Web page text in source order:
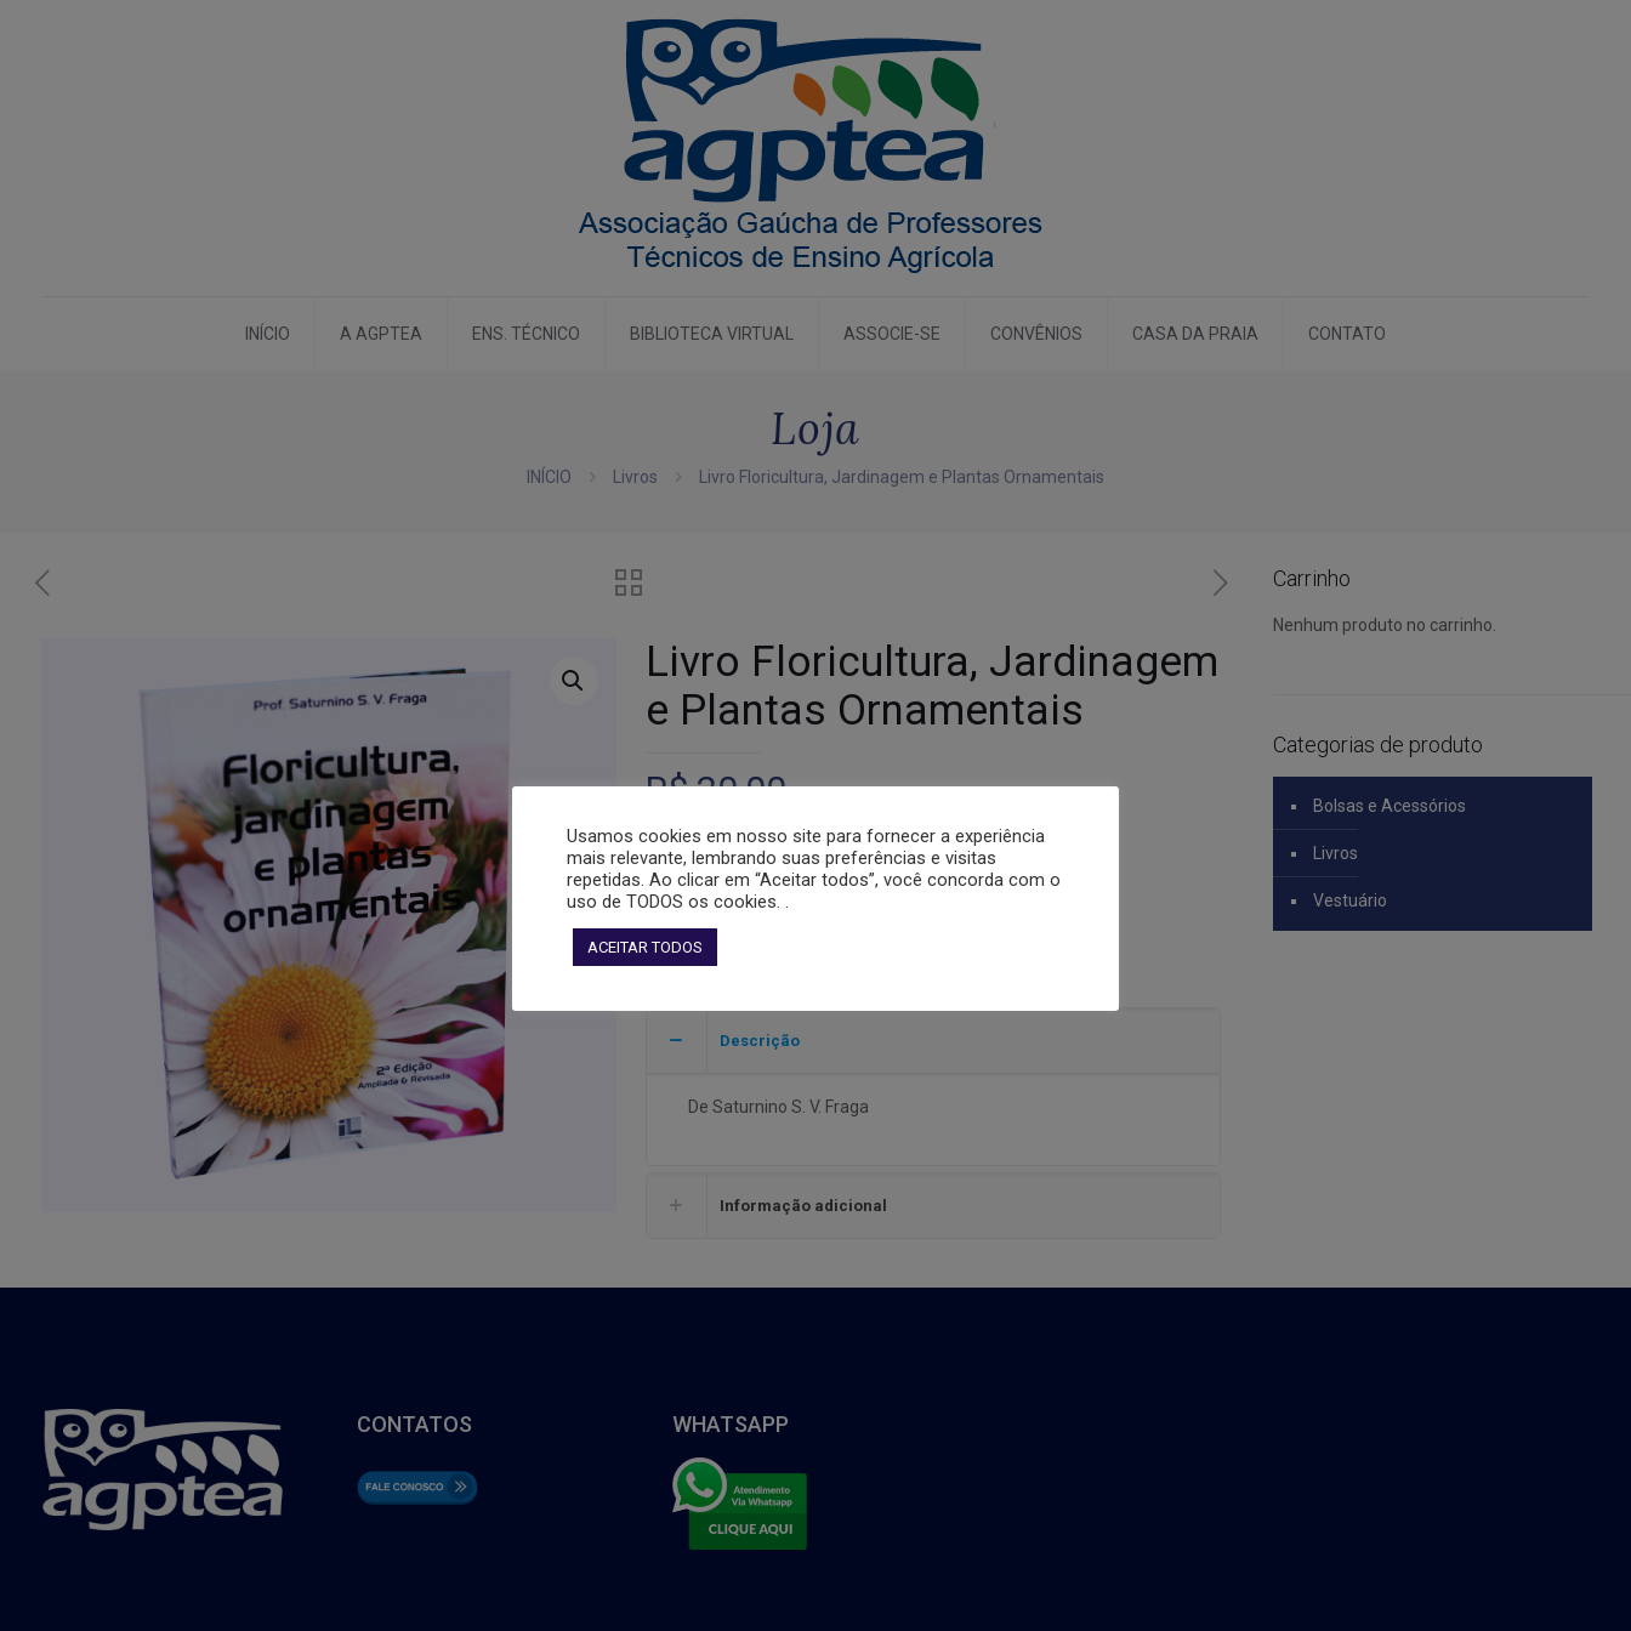
INÍCIO A AGPTEA ENS. TÉCNICO BIBLIOTECA VIRTUAL ASSOCIE-SE CONVÊNIOS CASA DA PRAIA CONTATO
Loja
INÍCIO Livros Livro Floricultura, Jardinagem e Plantas Ornamentais
Livro Floricultura, Jardinagem
e Plantas Ornamentais
R$20,00
Em estoque
Livro
Jardinagem
Plantas
OrnamentaisDescrição
De Saturnino S. V. Fraga
Informação adicional
Carrinho
Nenhum produto no carrinho.
Categorias de produto
Bolsas e Acessórios
Livros
Vestuário
CONTATOS WHATSAPP
Usamos cookies em nosso site para fornecer a experiência
mais relevante, lembrando suas preferências e visitas
repetidas. Ao clicar em “Aceitar todos”, você concorda com o
uso de TODOS os cookies. .
ACEITAR TODOS